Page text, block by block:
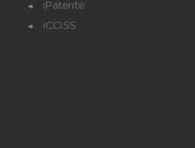
iPatente
iCCISS